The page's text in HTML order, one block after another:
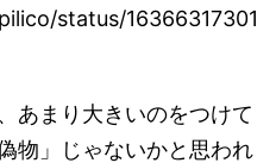
status/16366317301
あまり大きいのをつけて
物」じゃないかと思われ